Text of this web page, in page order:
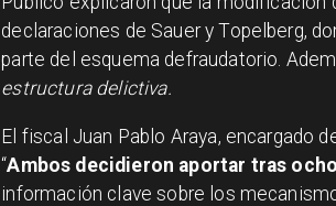
declaraciones de Sauer y Topelberg,
parte del esquema defraudatorio.
estructura delictiva.
El fiscal Juan Pablo Araya, encargado
“Ambos decidieron aportar tras
información clave sobre los